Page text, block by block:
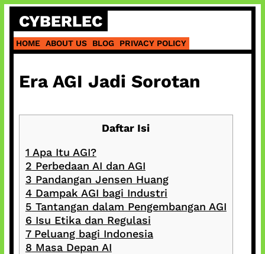
Skip
content
CYBERLEC
HOME ABOUT US BLOG PRIVACY POLICY
Era AGI Jadi Sorotan
Daftar Isi
1 Apa Itu AGI?
2 Perbedaan AI dan AGI
3 Pandangan Jensen Huang
4Dampak AGI bagi Industri
5 Tantangan dalam Pengembangan AGI
6 Isu Etika dan Regulasi
7Peluang bagi Indonesia
8 Masa Depan AI